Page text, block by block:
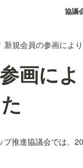
協議
新規会員の参画によ
画に
プ推進協議会では、